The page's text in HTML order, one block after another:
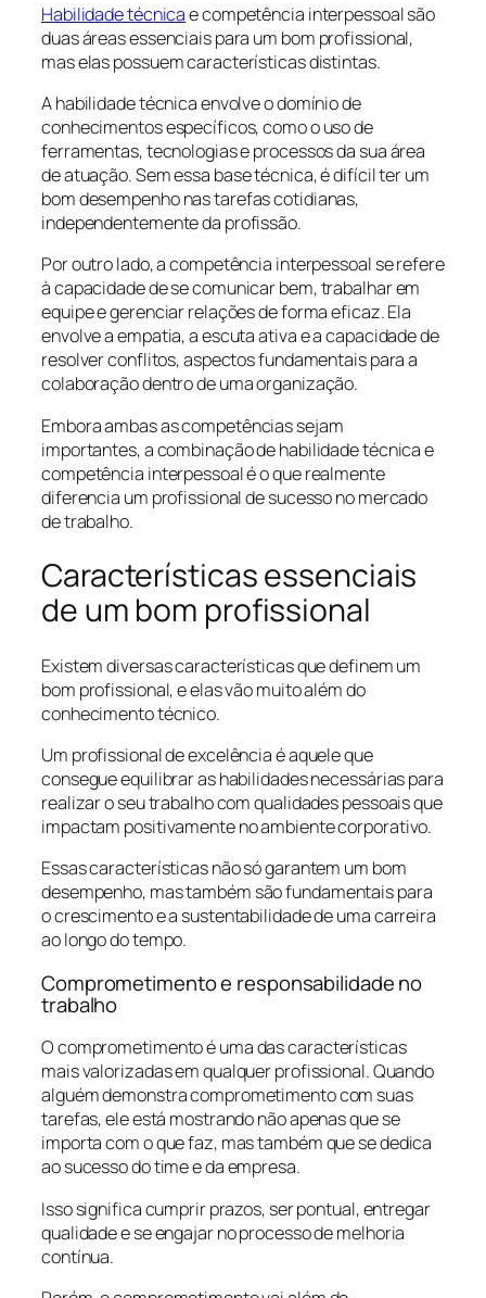
Habilidade técnicae competência interpessoal são
duas áreas essenciais para um bom profissional,
mas elas possuem características distintas.
A habilidade técnica envolve o domínio de
conhecimentos específicos, como o uso de
ferramentas, tecnologias e processos da sua área
de atuação. Sem essa base técnica, é difícil ter um
bom desempenho nas tarefas cotidianas,
independentemente da profissão.
Por outro lado, a competência interpessoal se refere
à capacidade de se comunicar bem, trabalhar em
equipe e gerenciar relações de forma eficaz. Ela
envolve a empatia, a escuta ativa e a capacidade de
resolver conflitos, aspectos fundamentais para a
colaboração dentro de uma organização.
Embora ambas as competências sejam
importantes, a combinação de habilidade técnica e
competência interpessoal é o que realmente
diferencia um profissional de sucesso no mercado
de trabalho.
Características essenciais
de um bom profissional
Existem diversas características que definem um
bom profissional, e elas vão muito além do
conhecimento técnico.
Um profissional de excelência é aquele que
consegue equilibrar as habilidades necessárias para
realizar o seu trabalho com qualidades pessoais que
impactam positivamente no ambiente corporativo.
Essas características não só garantem um bom
desempenho, mas também são fundamentais para
o crescimento e a sustentabilidade de uma carreira
ao longo do tempo.
Comprometimento e responsabilidade no
trabalho
O comprometimento é uma das características
mais valorizadas em qualquer profissional. Quando
alguém demonstra comprometimento com suas
tarefas, ele está mostrando não apenas que se
importa com o que faz, mas também que se dedica
ao sucesso do time e da empresa.
Isso significa cumprir prazos, ser pontual, entregar
qualidade e se engajar no processo de melhoria
contínua.